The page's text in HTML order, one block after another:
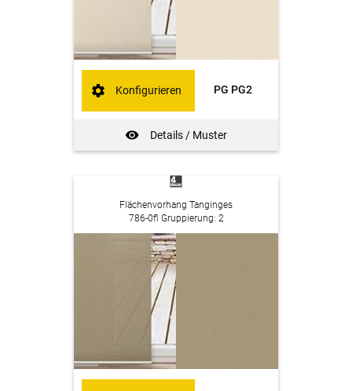
PG PG2
Details / Muster
Konfigurieren
Flächenvorhang Tanginges
786-0fl Gruppierung: 2